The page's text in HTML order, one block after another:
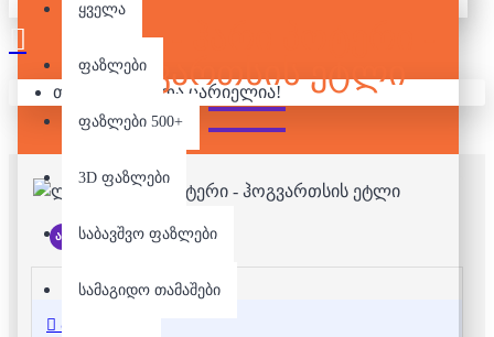
ყველა
ფაზლები
ფაზლები 500+
3D ფაზლები
საბავშვო ფაზლები
სამაგიდო თამაშები
თქვენი კალათა ცარიელია!
ᲚᲔᲒᲝ - ᲰᲐᲠᲘ ᲞᲝᲢᲔᲠᲘ -
ᲰᲝᲒᲕᲐᲠᲗᲡᲘᲡ ᲔᲢᲚᲘ
არ არის მარაგში
აღწერა